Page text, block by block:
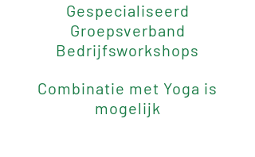
Gespecialiseerd
Groepsverband
Bedrijfsworkshops
Combinatie met Yoga is
mogelijk